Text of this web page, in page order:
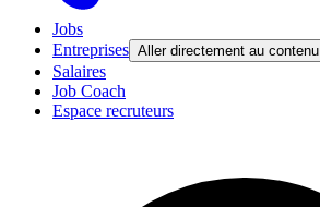
Jobs
Entreprises Aller directement au contenu
Salaires
Job Coach
Espace recruteurs